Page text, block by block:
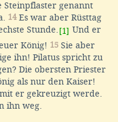
Steinpflaster genannt
14Es war aber Rüsttag
Stunde. [1] Und er
König! 15 Sie aber
ihn! Pilatus spricht zu
Die obersten Priester
als nur den Kaiser!
er gekreuzigt werde.
ihn weg.